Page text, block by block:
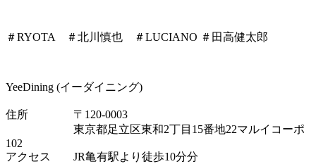
＃RYOTA ＃北川慎也 ＃LUCIANO ＃田高健太郎
YeeDining (イーダイニング)
住所 〒120-0003
東京都足立区東和2丁目15番地22マルイコーポ
102
アクセス JR亀有駅より徒歩10分分